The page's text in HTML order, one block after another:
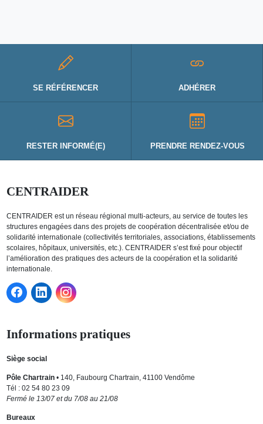
SE RÉFÉRENCER ADHÉRER
RESTER INFORMÉ(E) PRENDRE RENDEZ-VOUS
CENTRAIDER
CENTRAIDER est un réseau régional multi-acteurs, au service de toutes les
structures engagées dans des projets de coopération décentralisée et/ou de
solidarité internationale (collectivités territoriales, associations, établissements
scolaires, hôpitaux, universités, etc.). CENTRAIDER s’est fixé pour objectif
l’amélioration des pratiques des acteurs de la coopération et la solidarité
internationale.
Informations pratiques
Siège social
Pôle Chartrain• 140, Faubourg Chartrain, 41100 Vendôme
Tél : 02 54 80 23 09
Fermé le 13/07 et du 7/08 au 21/08
Bureaux